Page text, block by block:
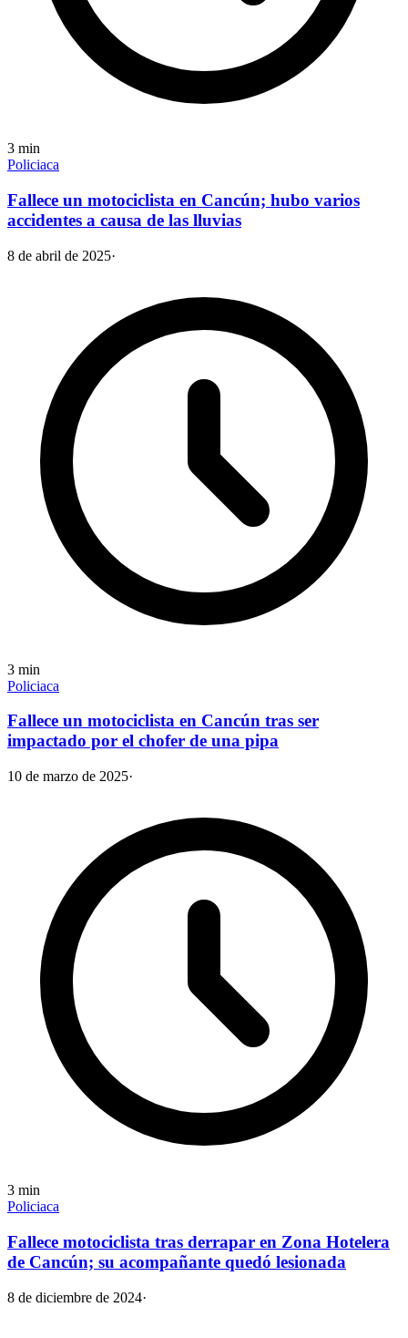
3 min
Policiaca
Fallece un motociclista en Cancún; hubo varios
accidentes a causa de las lluvias
8 de abril de 2025·
3 min
Policiaca
Fallece un motociclista en Cancún tras ser
impactado por el chofer de una pipa
10 de marzo de 2025·
3 min
Policiaca
Fallece motociclista tras derrapar en Zona Hotelera
de Cancún; su acompañante quedó lesionada
8 de diciembre de 2024·